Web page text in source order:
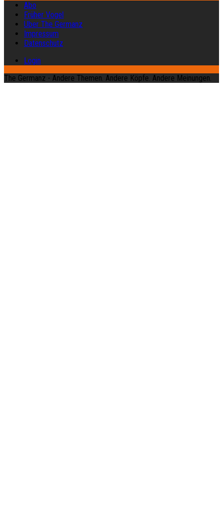
Abo
Früher Vogel
Über The Germanz
Impressum
Datenschutz
Login
The Germanz - Andere Themen. Andere Köpfe. Andere Meinungen.